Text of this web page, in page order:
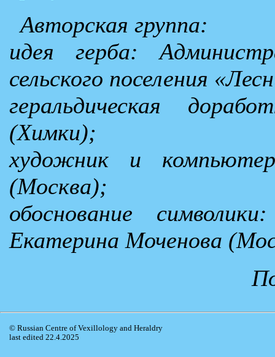
Авторская группа:
идея герба:
сельского поселения
геральдическая
(Химки);
художник и
(Москва);
обоснование
Екатерина Моченова
© Russian Centre of Vexillology and Heraldry
last edited 22.4.2025